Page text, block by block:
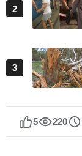
2
3
5 220